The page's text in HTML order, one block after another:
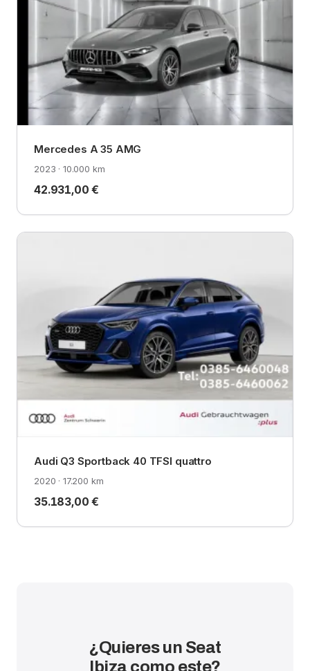
Mercedes A 35 AMG
2023 · 10.000 km
42.931,00 €
Audi Q3 Sportback 40 TFSI quattro
2020 · 17.200 km
35.183,00 €
¿Quieres un Seat
Ibiza como este?